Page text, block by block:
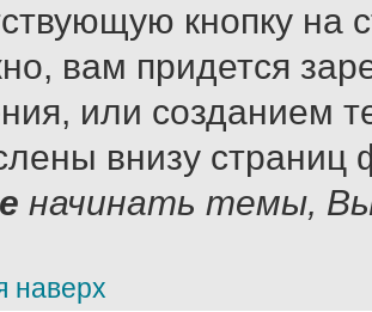
кнопку
вам придется
или созданием
внизу
начинать темы,
наверх